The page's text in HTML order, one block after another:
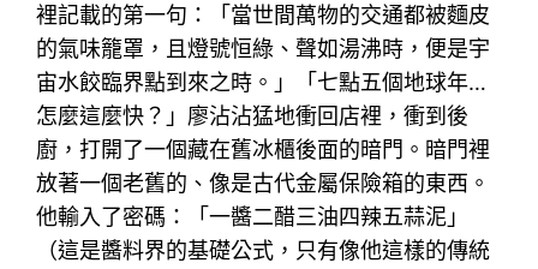
裡記載的第一句：「當世間萬物的交通都被麵皮
的氣味籠罩，且燈號恒綠、聲如湯沸時，便是宇
宙水餃臨界點到來之時。」「七點五個地球年…
怎麼這麼快？」廖沾沾猛地衝回店裡，衝到後
廚，打開了一個藏在舊冰櫃後面的暗門。暗門裡
放著一個老舊的、像是古代金屬保險箱的東西。
他輸入了密碼：「一醬二醋三油四辣五蒜泥」
（這是醬料界的基礎公式，只有像他這樣的傳統